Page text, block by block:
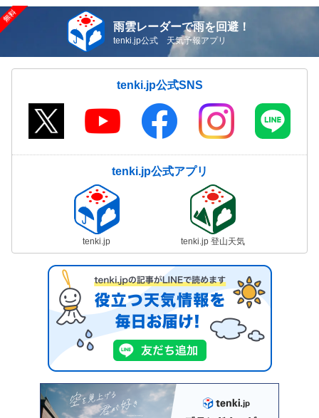
雨雲レーダーで雨を回避！
tenki.jp公式 天気予報アプリ
tenki.jp公式SNS
tenki.jp公式アプリ
tenki.jp tenki.jp 登山天気